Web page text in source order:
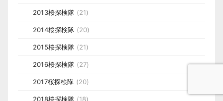
2013桜探検隊 (21)
2014桜探検隊 (20)
2015桜探検隊 (21)
2016桜探検隊 (27)
2017桜探検隊 (20)
2018桜探検隊 (18)